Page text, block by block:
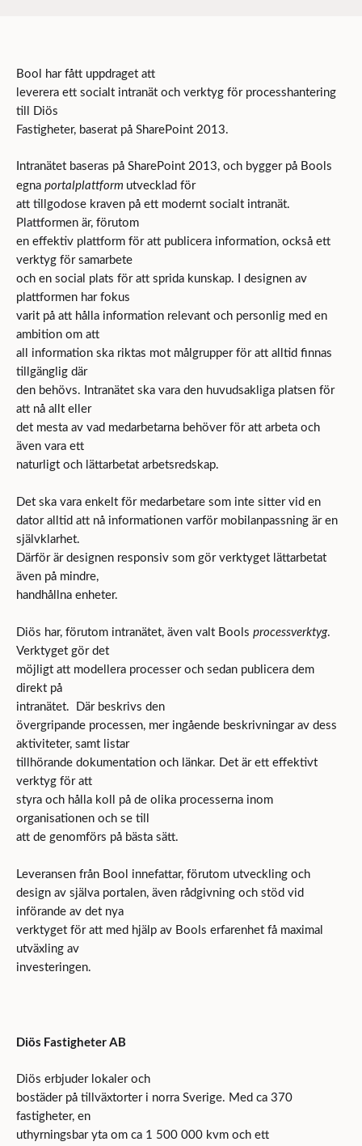
Bool har fått uppdraget att
leverera ett socialt intranät och verktyg för processhantering
till Diös
Fastigheter, baserat på SharePoint 2013.
Intranätet baseras på SharePoint 2013, och bygger på Bools
egna portalplattform utvecklad för
att tillgodose kraven på ett modernt socialt intranät.
Plattformen är, förutom
en effektiv plattform för att publicera information, också ett
verktyg för samarbete
och en social plats för att sprida kunskap. I designen av
plattformen har fokus
varit på att hålla information relevant och personlig med en
ambition om att
all information ska riktas mot målgrupper för att alltid finnas
tillgänglig där
den behövs. Intranätet ska vara den huvudsakliga platsen för
att nå allt eller
det mesta av vad medarbetarna behöver för att arbeta och
även vara ett
naturligt och lättarbetat arbetsredskap.
Det ska vara enkelt för medarbetare som inte sitter vid en
dator alltid att nå informationen varför mobilanpassning är en
självklarhet.
Därför är designen responsiv som gör verktyget lättarbetat
även på mindre,
handhållna enheter.
Diös har, förutom intranätet, även valt Bools processverktyg.
Verktyget gör det
möjligt att modellera processer och sedan publicera dem
direkt på
intranätet. Där beskrivs den
övergripande processen, mer ingående beskrivningar av dess
aktiviteter, samt listar
tillhörande dokumentation och länkar. Det är ett effektivt
verktyg för att
styra och hålla koll på de olika processerna inom
organisationen och se till
att de genomförs på bästa sätt.
Leveransen från Bool innefattar, förutom utveckling och
design av själva portalen, även rådgivning och stöd vid
införande av det nya
verktyget för att med hjälp av Bools erfarenhet få maximal
utväxling av
investeringen.
Diös Fastigheter AB
Diös erbjuder lokaler och
bostäder på tillväxtorter i norra Sverige. Med ca 370
fastigheter, en
uthyrningsbar yta om ca 1 500 000 kvm och ett